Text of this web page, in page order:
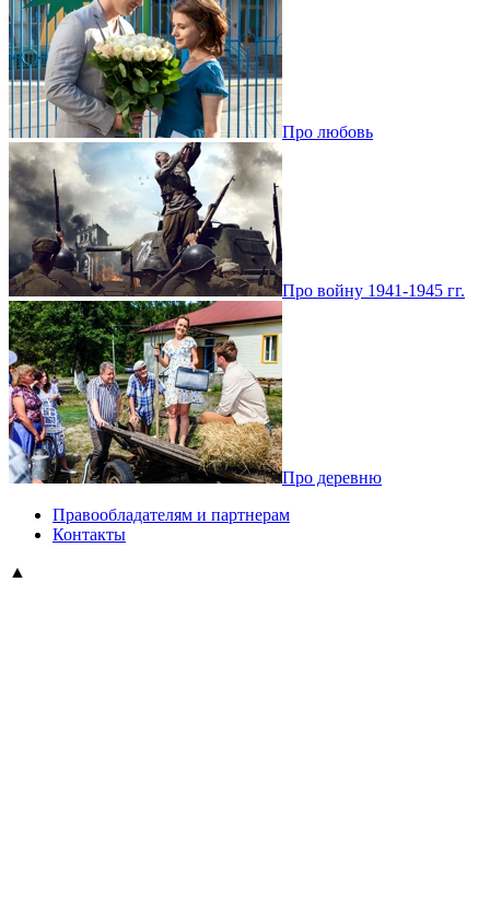
Про любовь
Про войну 1941-1945 гг.
Про деревню
Правообладателям и партнерам
Контакты
▲